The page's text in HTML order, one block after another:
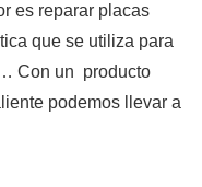
es reparar placas
que se utiliza para
Con un producto
podemos llevar a